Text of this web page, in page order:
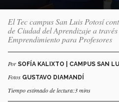
El Tec campus San Luis Potosí
de Ciudad del Aprendizaje a
Emprendimiento para Profesores
Por SOFÍA KALIXTO | CAMPUS SAN
Fotos GUSTAVO DIAMANDÍ
Tiempo estimado de lectura:3 mins